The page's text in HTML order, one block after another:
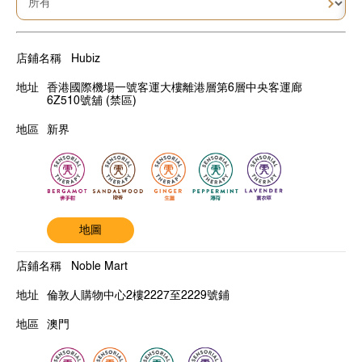
Hubiz
香港國際機場一號客運大樓離港層第6層中央客運廊
6Z510號舖 (禁區)
新界
地圖
Noble Mart
倫敦人購物中心2樓2227至2229號鋪
澳門